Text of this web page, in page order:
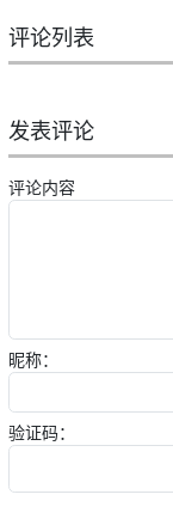
评论列表
发表评论
评论内容
昵称：
验证码：